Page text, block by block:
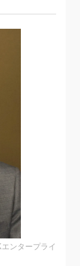
ンタープライ